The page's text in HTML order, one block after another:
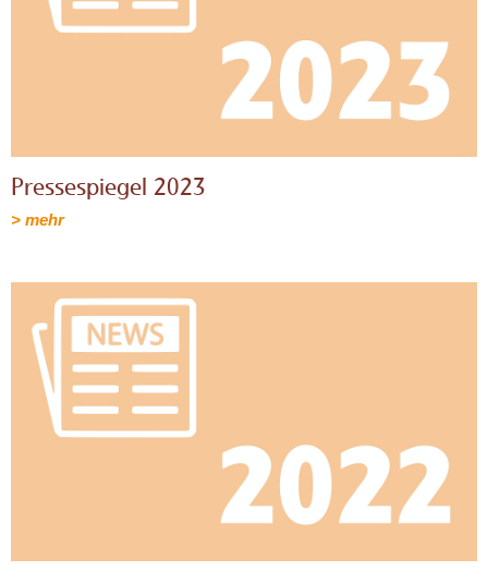
Pressespiegel 2023
> mehr